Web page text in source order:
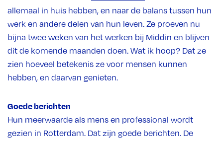
allemaal in huis hebben, en naar de balans tussen hun
werk en andere delen van hun leven. Ze proeven nu
bijna twee weken van het werken bij Middin en blijven
dit de komende maanden doen. Wat ik hoop? Dat ze
zien hoeveel betekenis ze voor mensen kunnen
hebben, en daarvan genieten.
Goede berichten
Hun meerwaarde als mens en professional wordt
gezien in Rotterdam. Dat zijn goede berichten. De